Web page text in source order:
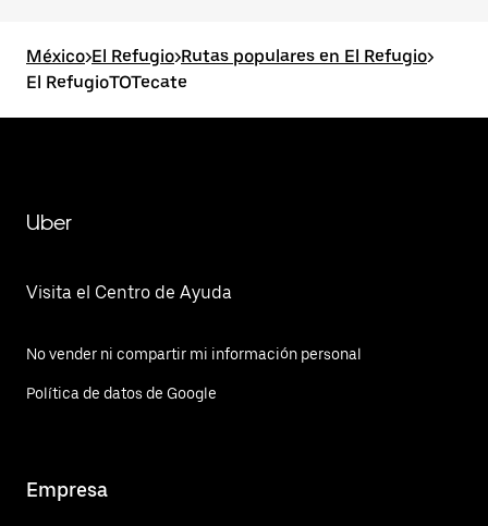
México>El Refugio>Rutas populares en El Refugio>
El RefugioTOTecate
Uber
Visita el Centro de Ayuda
No vender ni compartir mi información personal
Política de datos de Google
Empresa